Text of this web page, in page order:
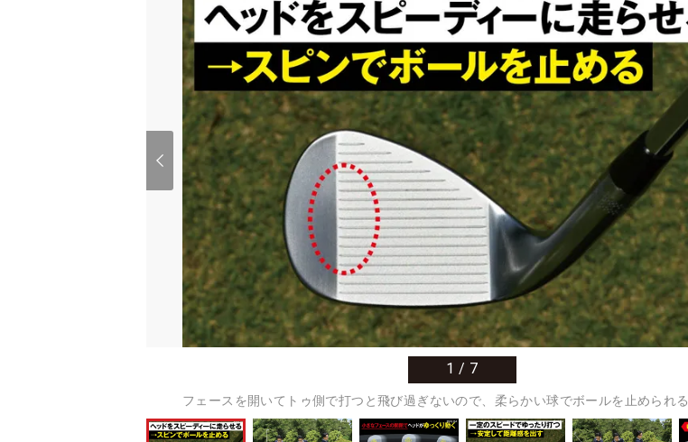
1 / 7
フェースを開いてトゥ側で打つと飛び過ぎないので、柔らかい球でボールを止められる